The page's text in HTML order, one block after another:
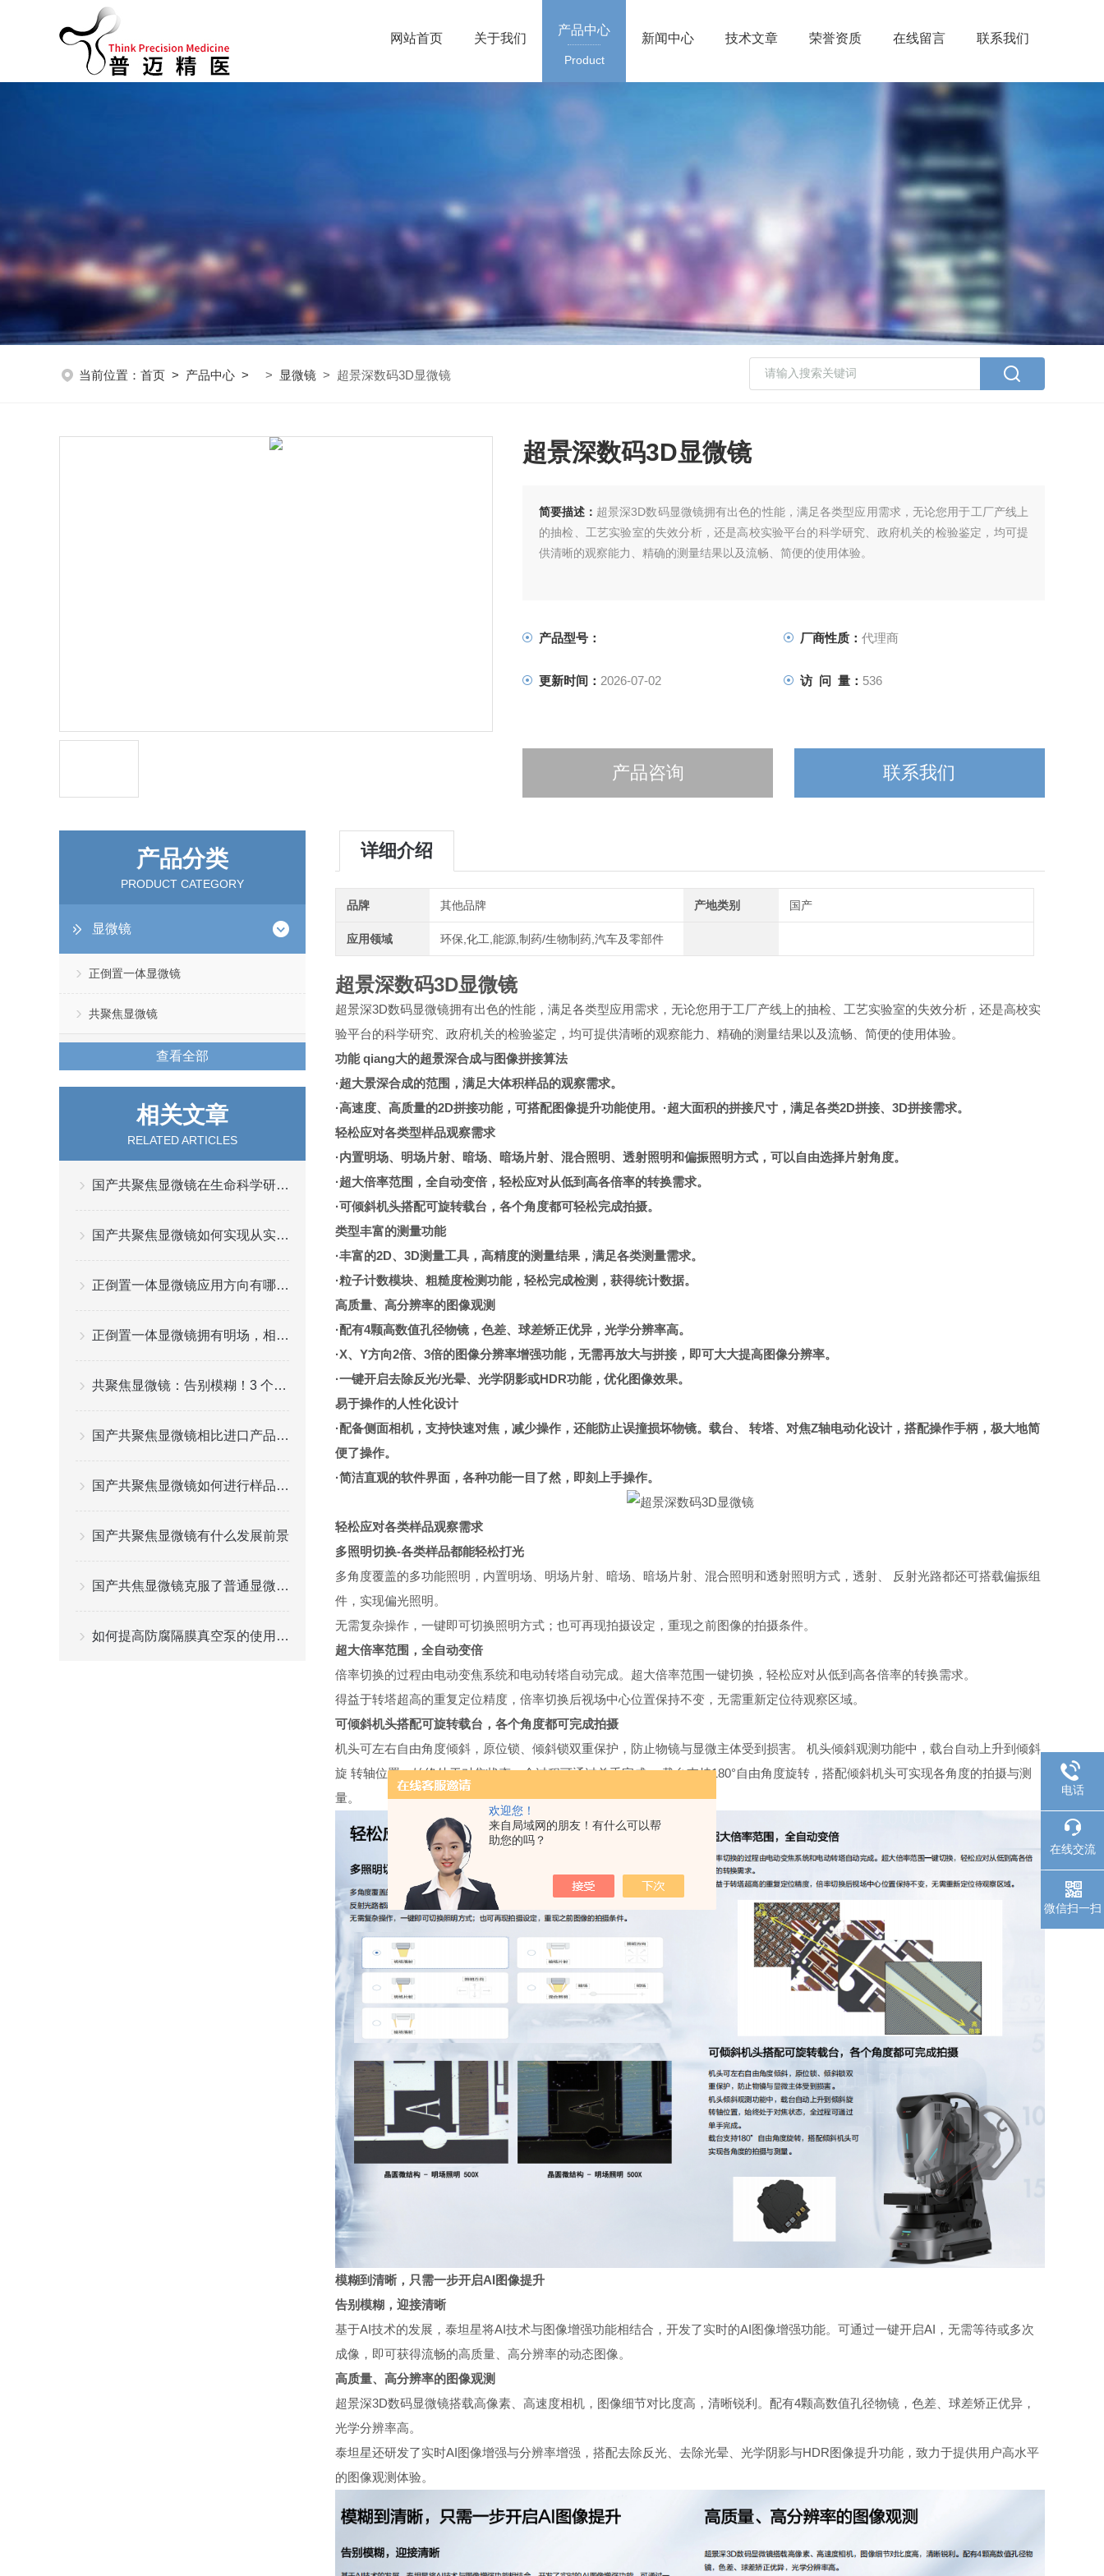
欢迎您！
来自局域网的朋友！有什么可以帮
助您的吗？
网站首页 关于我们
产品中心
Product
新闻中心 技术文章 荣誉资质 在线留言 联系我们
当前位置： 首页 > 产品中心 > > 显微镜 > 超景深数码3D显微镜
超景深数码3D显微镜
简要描述： 超景深3D数码显微镜拥有出色的性能，满足各类型应用需求，无论您用于工厂产线上
的抽检、工艺实验室的失效分析，还是高校实验平台的科学研究、政府机关的检验鉴定，均可提
供清晰的观察能力、精确的测量结果以及流畅、简便的使用体验。
产品型号： 厂商性质： 代理商
更新时间： 2026-07-02 访 问 量： 536
产品咨询 联系我们
产品分类
PRODUCT CATEGORY
显微镜
正倒置一体显微镜
共聚焦显微镜
查看全部
相关文章
RELATED ARTICLES
国产共聚焦显微镜在生命科学研究中的实战应用
国产共聚焦显微镜如何实现从实验室样机到量产化产品的跨越
正倒置一体显微镜应用方向有哪些?
正倒置一体显微镜拥有明场，相衬，荧光三种观察方式
共聚焦显微镜：告别模糊！3 个技巧拍出高清成像
国产共聚焦显微镜相比进口产品有什么优势
国产共聚焦显微镜如何进行样品的准备和操作？
国产共聚焦显微镜有什么发展前景
国产共焦显微镜克服了普通显微镜图像模糊的缺点
如何提高防腐隔膜真空泵的使用寿命？
详细介绍
品牌 其他品牌 产地类别 国产
应用领域 环保,化工,能源,制药/生物制药,汽车及零部件
超景深数码3D显微镜
超景深3D数码显微镜拥有出色的性能，满足各类型应用需求，无论您用于工厂产线上的抽检、工艺实验室的失效分析，还是高校实
验平台的科学研究、政府机关的检验鉴定，均可提供清晰的观察能力、精确的测量结果以及流畅、简便的使用体验。
功能 qiang大的超景深合成与图像拼接算法
·超大景深合成的范围，满足大体积样品的观察需求。
·高速度、高质量的2D拼接功能，可搭配图像提升功能使用。·超大面积的拼接尺寸，满足各类2D拼接、3D拼接需求。
轻松应对各类型样品观察需求
·内置明场、明场片射、暗场、暗场片射、混合照明、透射照明和偏振照明方式，可以自由选择片射角度。
·超大倍率范围，全自动变倍，轻松应对从低到高各倍率的转换需求。
·可倾斜机头搭配可旋转载台，各个角度都可轻松完成拍摄。
类型丰富的测量功能
·丰富的2D、3D测量工具，高精度的测量结果，满足各类测量需求。
·粒子计数模块、粗糙度检测功能，轻松完成检测，获得统计数据。
高质量、高分辨率的图像观测
·配有4颗高数值孔径物镜，色差、球差矫正优异，光学分辨率高。
·X、Y方向2倍、3倍的图像分辨率增强功能，无需再放大与拼接，即可大大提高图像分辨率。
·一键开启去除反光/光晕、光学阴影或HDR功能，优化图像效果。
易于操作的人性化设计
·配备侧面相机，支持快速对焦，减少操作，还能防止误撞损坏物镜。载台、 转塔、对焦Z轴电动化设计，搭配操作手柄，极大地简
便了操作。
·简洁直观的软件界面，各种功能一目了然，即刻上手操作。
轻松应对各类样品观察需求
多照明切换-各类样品都能轻松打光
多角度覆盖的多功能照明，内置明场、明场片射、暗场、暗场片射、混合照明和透射照明方式，透射、
反射光路都还可搭载偏振组
件，实现偏光照明。
无需复杂操作，一键即可切换照明方式；也可再现拍摄设定，重现之前图像的拍摄条件。
超大倍率范围，全自动变倍
倍率切换的过程由电动变焦系统和电动转塔自动完成。超大倍率范围一键切换，轻松应对从低到高各倍率的转换需求。
得益于转塔超高的重复定位精度，倍率切换后视场中心位置保持不变，无需重新定位待观察区域。
可倾斜机头搭配可旋转载台，各个角度都可完成拍摄
机头可左右自由角度倾斜，原位锁、倾斜锁双重保护，防止物镜与显微主体受到损害。 机头倾斜观测功能中，载台自动上升到倾斜
旋 转轴位置，始终处于对焦状态，全过程可通过单手完成。载台支持180°自由角度旋转，搭配倾斜机头可实现各角度的拍摄与测
量。
模糊到清晰，只需一步开启AI图像提升
告别模糊，迎接清晰
基于AI技术的发展，泰坦星将AI技术与图像增强功能相结合，开发了实时的AI图像增强功能。可通过一键开启AI，无需等待或多次
成像，即可获得流畅的高质量、高分辨率的动态图像。
高质量、高分辨率的图像观测
超景深3D数码显微镜搭载高像素、高速度相机，图像细节对比度高，清晰锐利。配有4颗高数值孔径物镜，色差、球差矫正优异，
光学分辨率高。
泰坦星还研发了实时AI图像增强与分辨率增强，搭配去除反光、去除光晕、光学阴影与HDR图像提升功能，致力于提供用户高水平
的图像观测体验。
电话
在线交流
微信扫一扫